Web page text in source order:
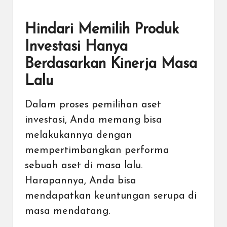
Hindari Memilih Produk
Investasi Hanya
Berdasarkan Kinerja Masa
Lalu
Dalam proses pemilihan aset
investasi, Anda memang bisa
melakukannya dengan
mempertimbangkan performa
sebuah aset di masa lalu.
Harapannya, Anda bisa
mendapatkan keuntungan serupa di
masa mendatang.